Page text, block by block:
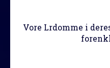
Vore Lrdomme i